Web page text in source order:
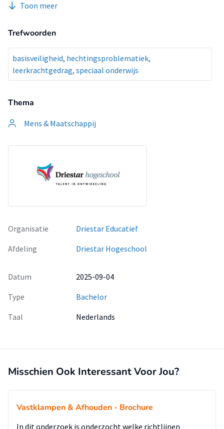
Toon meer
Trefwoorden
basisveiligheid, hechtingsproblematiek,
leerkrachtgedrag, speciaal onderwijs
Thema
Mens & Maatschappij
Organisatie
Driestar Educatief
Afdeling
Driestar Hogeschool
Datum
2025-09-04
Type
Bachelor
Taal
Nederlands
Misschien Ook Interessant Voor Jou?
Vastklampen & Afhouden - Brochure
In dit onderzoek is onderzocht welke richtlijnen